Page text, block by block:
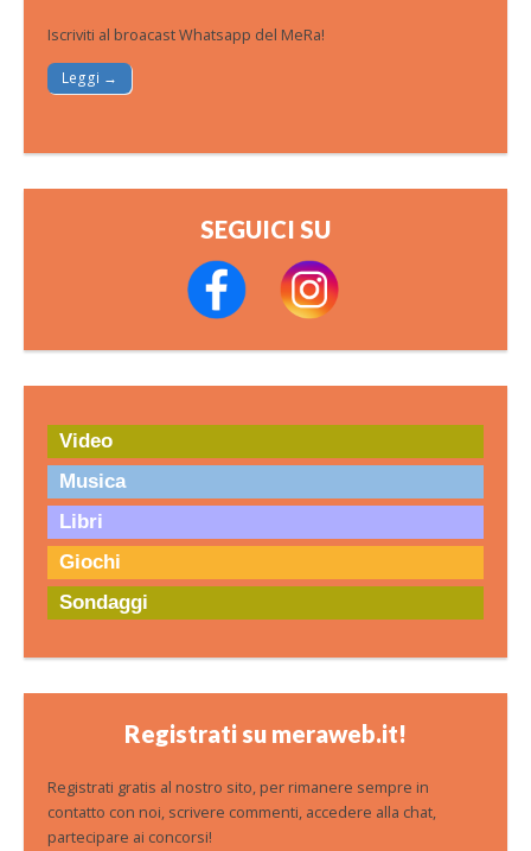
Iscriviti al broacast Whatsapp del MeRa!
Leggi →
SEGUICI SU
Video
Musica
Libri
Giochi
Sondaggi
Registrati su meraweb.it!
Registrati gratis al nostro sito, per rimanere sempre in
contatto con noi, scrivere commenti, accedere alla chat,
partecipare ai concorsi!